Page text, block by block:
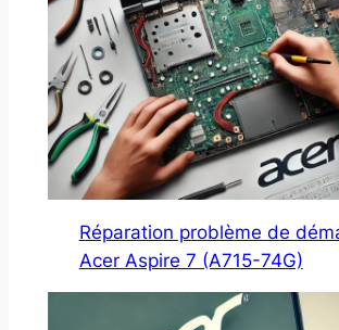
Réparation problème de
Acer Aspire 7 (A715-74G)